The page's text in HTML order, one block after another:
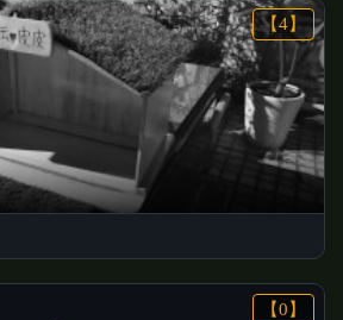
【4】
【0】